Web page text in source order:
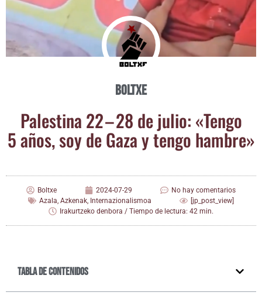
Boltxe
Pales­ti­na 22 – 28 de julio: «Ten­go
5 años, soy de Gaza y ten­go hambre»
Boltxe 2024-07-29
No hay comentarios
Azala Azkenak Internazionalismoa
[jp_post_view]
Irakurtzeko denbora / Tiempo de lectura: 42 min.
Tabla de contenidos